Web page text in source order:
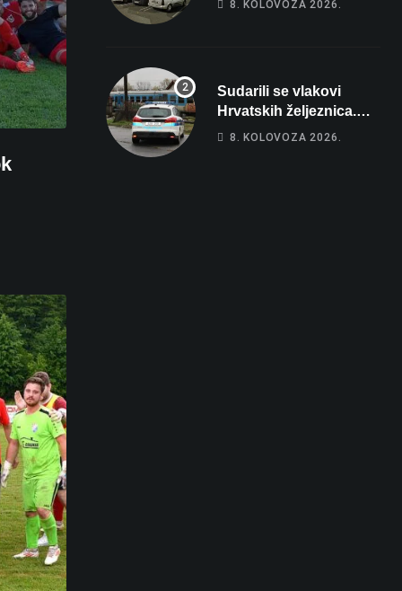
8. KOLOVOZA 2026.
Sudarili se vlakovi
Hrvatskih željeznica.
Šestero osoba teško
8. KOLOVOZA 2026.